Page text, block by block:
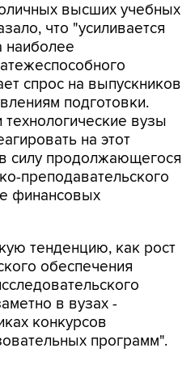
высших учебных
что "усиливается
наиболее
спрос на выпускников
подготовки.
вузы
на этот
силу продолжающегося
преподавательского
финансовых
тенденцию, как рост
обеспечения
в вузах -
конкурсов
программ".